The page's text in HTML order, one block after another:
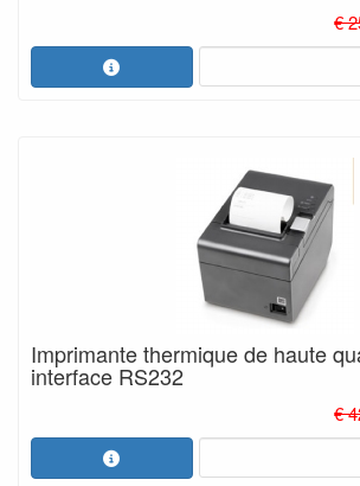
€
Imprimante thermique de haute
interface RS232
€